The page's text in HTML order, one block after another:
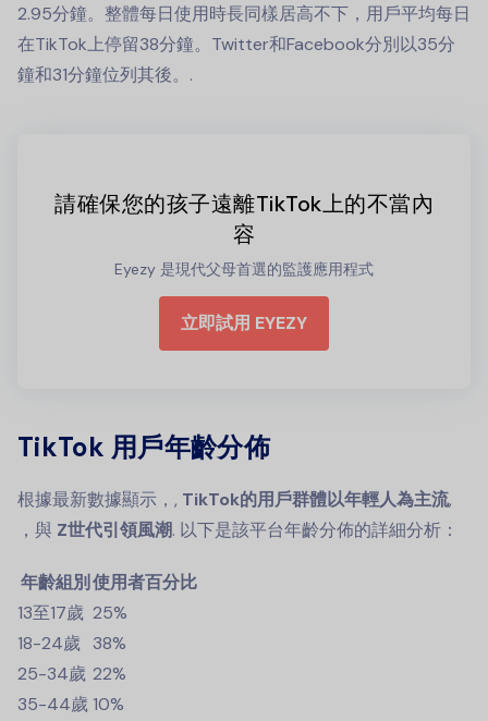
2.95分鐘。整體每日使用時長同樣居高不下，用戶平均每日
在TikTok上停留38分鐘。Twitter和Facebook分別以35分
鐘和31分鐘位列其後。.
請確保您的孩子遠離TikTok上的不當內
容
Eyezy 是現代父母首選的監護應用程式
立即試用 EYEZY
TikTok 用戶年齡分佈
根據最新數據顯示，, TikTok的用戶群體以年輕人為主流,
，與 Z世代引領風潮. 以下是該平台年齡分佈的詳細分析：
年齡組別 使用者百分比
13至17歲 25%
18-24歲 38%
25-34歲 22%
35-44歲 10%